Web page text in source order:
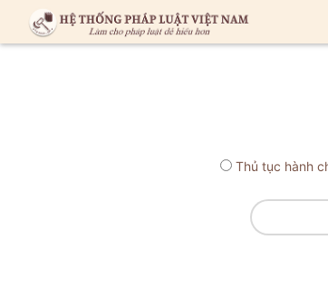
Thủ tục hành